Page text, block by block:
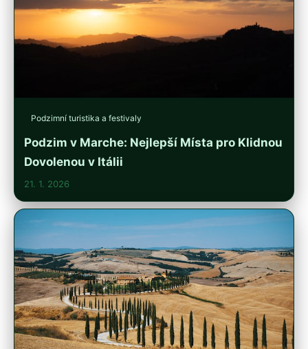
Podzimní turistika a festivaly
Podzim v Marche: Nejlepší Místa pro Klidnou
Dovolenou v Itálii
21. 1. 2026